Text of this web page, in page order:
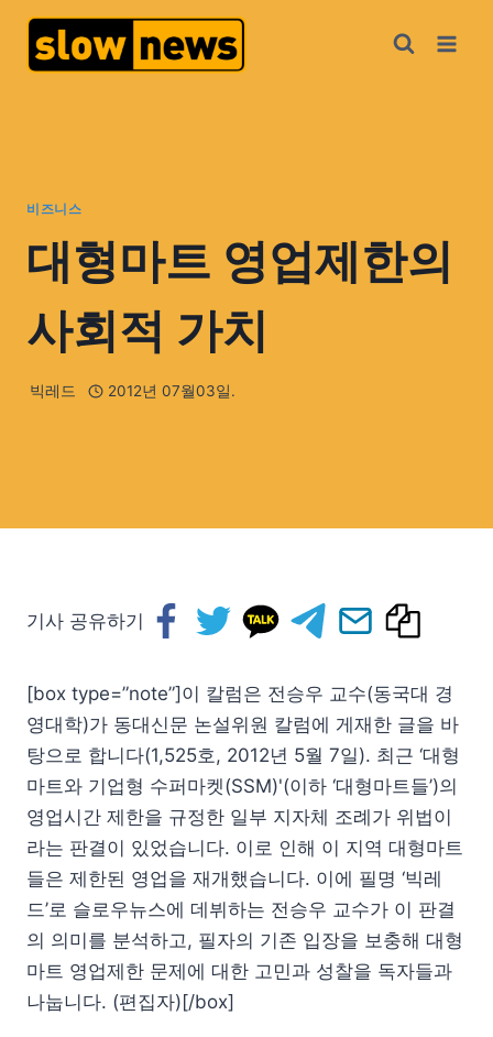
비즈니스
대형마트 영업제한의
사회적 가치
빅레드 2012년 07월03일.
기사 공유하기
[box type=”note”]이 칼럼은 전승우 교수(동국대 경
영대학)가 동대신문 논설위원 칼럼에 게재한 글을 바
탕으로 합니다(1,525호, 2012년 5월 7일). 최근 ‘대형
마트와 기업형 수퍼마켓(SSM)'(이하 ‘대형마트들’)의
영업시간 제한을 규정한 일부 지자체 조례가 위법이
라는 판결이 있었습니다. 이로 인해 이 지역 대형마트
들은 제한된 영업을 재개했습니다. 이에 필명 ‘빅레
드’로 슬로우뉴스에 데뷔하는 전승우 교수가 이 판결
의 의미를 분석하고, 필자의 기존 입장을 보충해 대형
마트 영업제한 문제에 대한 고민과 성찰을 독자들과
나눕니다. (편집자)[/box]